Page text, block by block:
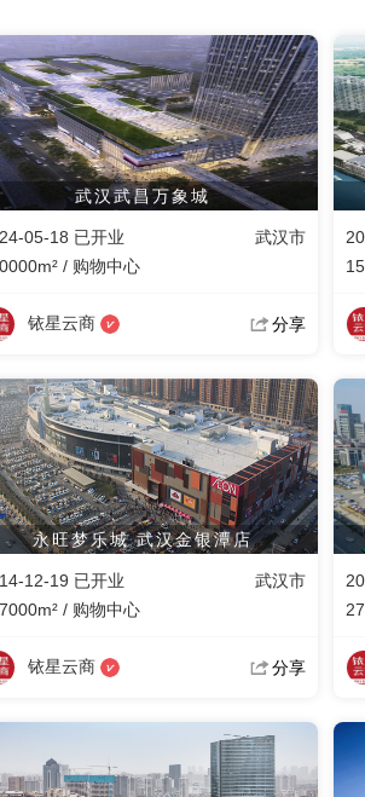
武汉武昌万象城
05-18 已开业
武汉市
/ 购物中心
铱星云商 分享
永旺梦乐城 武汉金银潭店
12-19 已开业
武汉市
/ 购物中心
铱星云商 分享